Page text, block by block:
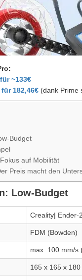
~133€
182,46€ (dank Prime
Budget
auf Mobilität
Preis macht den
Low-Budget
Creality| Ender-
FDM (Bowden)
max. 100 mm/s
165 x 165 x 180